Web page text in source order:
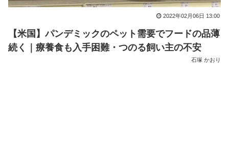
【米国】パンデミックのペット需要でフードの品薄
続く｜療養食も入手困難・つのる飼い主の不安
2022年02月06日 13:00
石塚 かおり